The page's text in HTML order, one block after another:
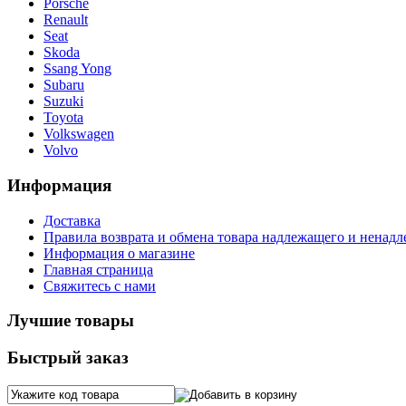
Porsche
Renault
Seat
Skoda
Ssang Yong
Subaru
Suzuki
Toyota
Volkswagen
Volvo
Информация
Доставка
Правила возврата и обмена товара надлежащего и
Информация о магазине
Главная страница
Свяжитесь с нами
Лучшие товары
Быстрый заказ